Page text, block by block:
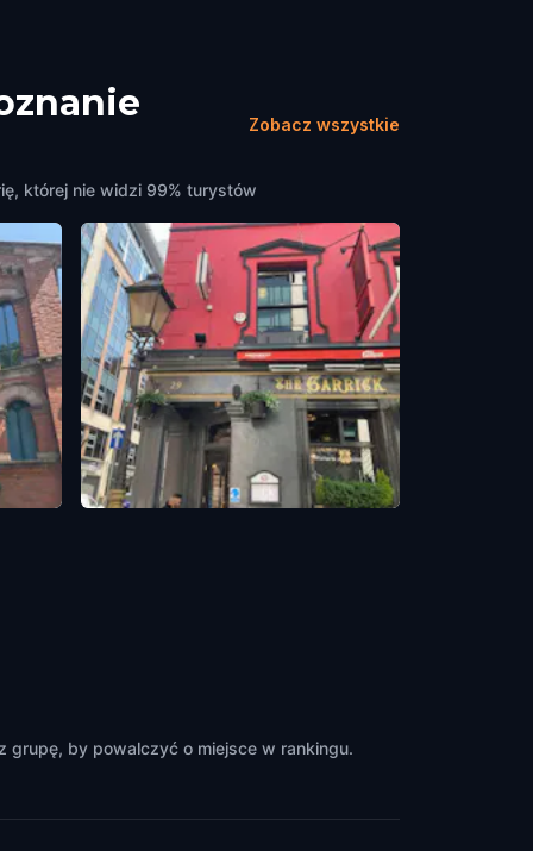
Zobacz wszystkie
której nie widzi 99% turystów
by powalczyć o miejsce w rankingu.